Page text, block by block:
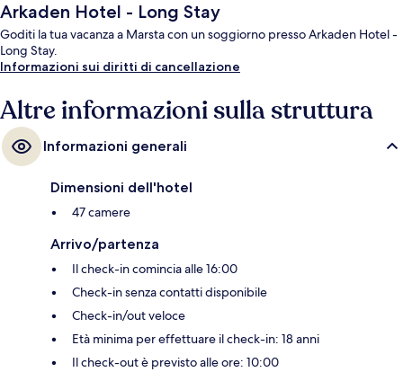
Arkaden Hotel - Long Stay
Goditi la tua vacanza a Marsta con un soggiorno presso Arkaden Hotel -
Long Stay.
Informazioni sui diritti di cancellazione
Altre informazioni sulla struttura
Informazioni generali
Dimensioni dell'hotel
47 camere
Arrivo/partenza
Il check-in comincia alle 16:00
Check-in senza contatti disponibile
Check-in/out veloce
Età minima per effettuare il check-in: 18 anni
Il check-out è previsto alle ore: 10:00